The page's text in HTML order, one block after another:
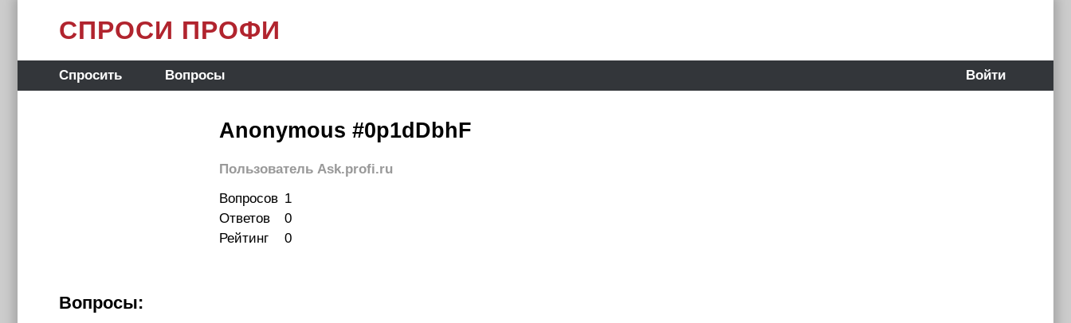
СПРОСИ ПРОФИ
Спросить Вопросы Войти
Anonymous #0p1dDbhF
Пользователь Ask.profi.ru
Вопросов 1
Ответов
0
Рейтинг
0
Вопросы: